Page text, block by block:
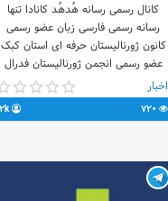
کانال رسمی رسانه هُدهُد کانادا تنها
رسانه رسمی فارسی زبان عضو رسمی
کانون ژورنالیستان حرفه ای استان کبک
عضو رسمی انجمن ژورنالیستان فدرال
کانادا www.hodhod.ca - ارتباط
مستقیم تلگرام: @Contactus1 ایمیل:
chairman@hodhod.ca تلفن:
اخبار
720
2k